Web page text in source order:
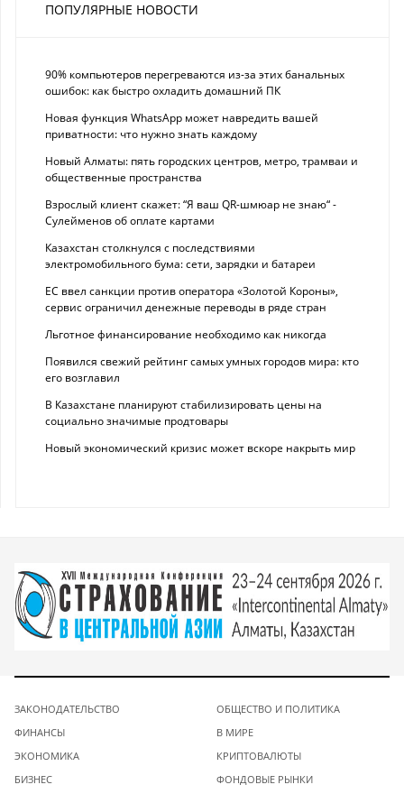
ПОПУЛЯРНЫЕ НОВОСТИ
90% компьютеров перегреваются из-за этих банальных
ошибок: как быстро охладить домашний ПК
Новая функция WhatsApp может навредить вашей
приватности: что нужно знать каждому
Новый Алматы: пять городских центров, метро, трамваи и
общественные пространства
Взрослый клиент скажет: “Я ваш QR-шмюар не знаю“ -
Сулейменов об оплате картами
Казахстан столкнулся с последствиями
электромобильного бума: сети, зарядки и батареи
ЕС ввел санкции против оператора «Золотой Короны»,
сервис ограничил денежные переводы в ряде стран
Льготное финансирование необходимо как никогда
Появился свежий рейтинг самых умных городов мира: кто
его возглавил
В Казахстане планируют стабилизировать цены на
социально значимые продтовары
Новый экономический кризис может вскоре накрыть мир
ЗАКОНОДАТЕЛЬСТВО
ФИНАНСЫ
ЭКОНОМИКА
БИЗНЕС
ОБЩЕСТВО И ПОЛИТИКА
В МИРЕ
КРИПТОВАЛЮТЫ
ФОНДОВЫЕ РЫНКИ